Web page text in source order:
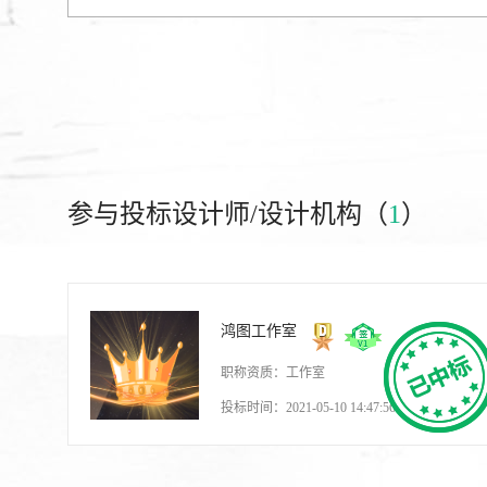
参与投标设计师/设计机构（1 ）
鸿图工作室
职称资质：工作室
投标时间：2021-05-10 14:47:56